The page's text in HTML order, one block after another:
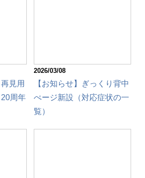
見用
周年
2026/03/08
【お知らせ】ぎっくり背中
ぺージ新設（対応症状の一
覧）